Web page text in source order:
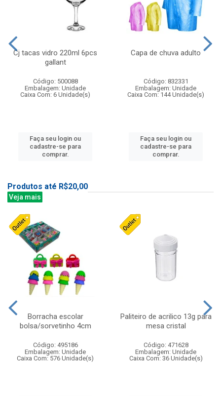
Cj tacas vidro 220ml 6pcs
gallant
Código: 500088
Embalagem: Unidade
Caixa Com: 6 Unidade(s)
Faça seu login ou
cadastre-se para
comprar.
Capa de chuva adulto
Código: 832331
Embalagem: Unidade
Caixa Com: 144 Unidade(s)
Faça seu login ou
cadastre-se para
comprar.
Produtos até R$20,00
Veja mais
Borracha escolar
bolsa/sorvetinho 4cm
Código: 495186
Embalagem: Unidade
Caixa Com: 576 Unidade(s)
Paliteiro de acrilico 13g para
mesa cristal
Código: 471628
Embalagem: Unidade
Caixa Com: 36 Unidade(s)